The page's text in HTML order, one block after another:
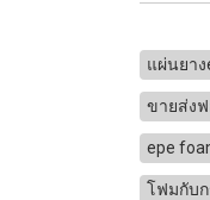
แผ่นยาง
ขายส่ง
epe
โฟมกับ